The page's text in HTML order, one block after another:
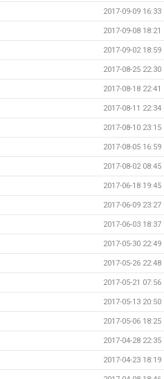
2017-09-09 16:33
2017-09-08 18:21
2017-09-02 18:59
2017-08-25 22:30
2017-08-18 22:41
2017-08-11 22:34
2017-08-10 23:15
2017-08-05 16:59
2017-08-02 08:45
2017-06-18 19:45
2017-06-09 23:27
2017-06-03 18:37
2017-05-30 22:49
2017-05-26 22:48
2017-05-21 07:56
2017-05-13 20:50
2017-05-06 18:25
2017-04-28 22:35
2017-04-23 18:19